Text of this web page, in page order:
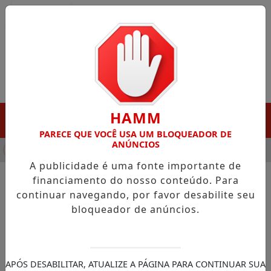
DESTAQUE EM PORTO GRANDE COM ATUAÇÃO VOLTADA
NOTÍCIAS/MAZAGÃO
1ª Copa do Mundo de Vôlei da
comunidades e fortalece o
HAMM
PARECE QUE VOCÊ USA UM BLOQUEADOR DE
ANÚNCIOS
A publicidade é uma fonte importante de
financiamento do nosso conteúdo. Para
continuar navegando, por favor desabilite seu
bloqueador de anúncios.
APÓS DESABILITAR, ATUALIZE A PÁGINA PARA CONTINUAR SUA